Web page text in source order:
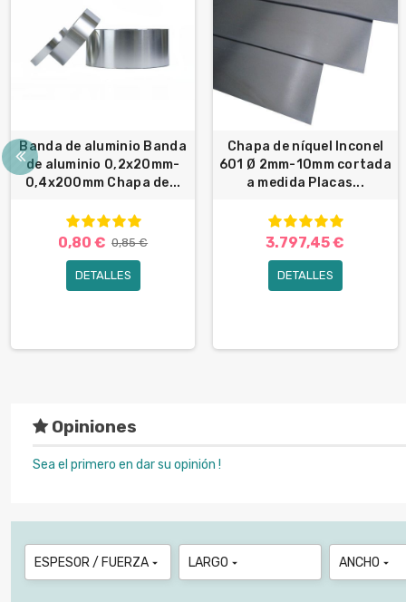
Banda de aluminio Banda
de aluminio 0,2x20mm-
0,4x200mm Chapa de...
0,80 € 0,85 €
DETALLES
Chapa de níquel Inconel
601 Ø 2mm-10mm cortada
a medida Placas...
3.797,45 €
DETALLES
Opiniones
Sea el primero en dar su opinión !
ESPESOR / FUERZA  LARGO  ANCHO 